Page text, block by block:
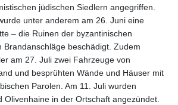
jüdischen Siedlern angegriffen.
unter anderem am 26. Juni eine
– die Ruinen der byzantinischen
Brandanschläge beschädigt. Zudem
am 27. Juli zwei Fahrzeuge von
und besprühten Wände und Häuser mit
Parolen. Am 11. Juli wurden
Olivenhaine in der Ortschaft angezündet.